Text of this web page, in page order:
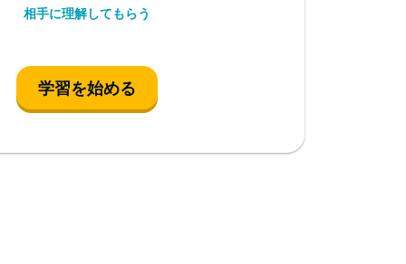
相手に理解してもらう
学習を始める